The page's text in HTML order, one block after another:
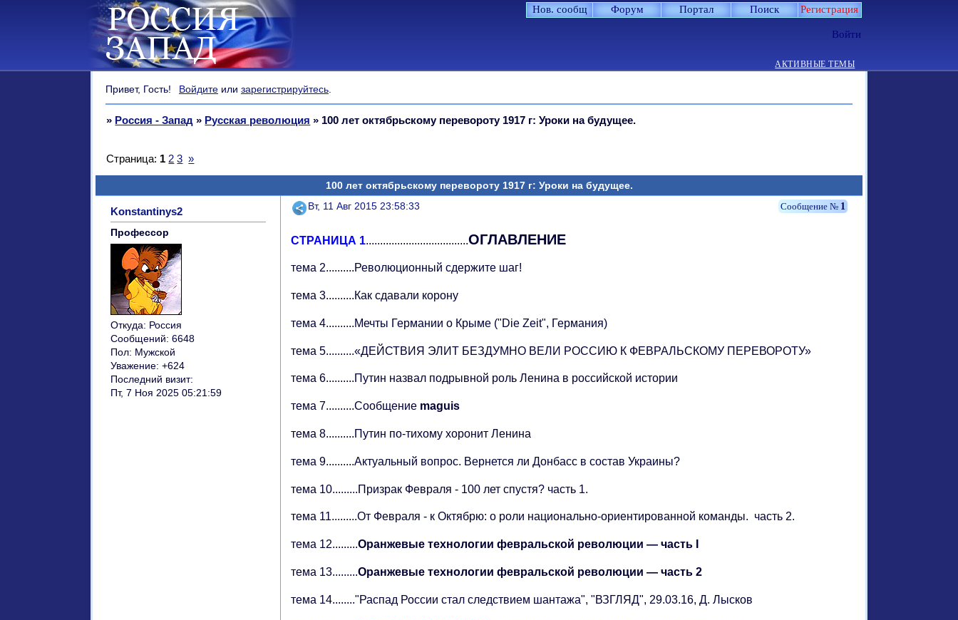
Нов. сообщ Форум Портал Поиск Регистрация
Войти
АКТИВНЫЕ ТЕМЫ
Привет, Гость! Войдите илизарегистрируйтесь.
» Россия - Запад » Русская революция » 100 лет октябрьскому перевороту 1917 г: Уроки на будущее.
100 лет октябрьскому перевороту 1917 г: Уроки на будущее.
Страница: 1 2 3 »
Поделиться 1
Вт, 11 Авг 2015 23:58:33
Konstantinys2
Профессор
Откуда: Россия
Сообщений: 6648
Пол: Мужской
Уважение: +624
Последний визит:
Пт, 7 Ноя 2025 05:21:59
СТРАНИЦА 1....................................ОГЛАВЛЕНИЕ
тема 2..........Революционный сдержите шаг!
тема 3..........Как сдавали корону
тема 4..........Мечты Германии о Крыме ("Die Zeit", Германия)
тема 5..........«ДЕЙСТВИЯ ЭЛИТ БЕЗДУМНО ВЕЛИ РОССИЮ К ФЕВРАЛЬСКОМУ ПЕРЕВОРОТУ»
тема 6..........Путин назвал подрывной роль Ленина в российской истории
тема 7..........Сообщение maguis
тема 8..........Путин по-тихому хоронит Ленина
тема 9..........Актуальный вопрос. Вернется ли Донбасс в состав Украины?
тема 10.........Призрак Февраля - 100 лет спустя? часть 1.
тема 11.........От Февраля - к Октябрю: о роли национально-ориентированной команды. часть 2.
тема 12.........Оранжевые технологии февральской революции — часть I
тема 13.........Оранжевые технологии февральской революции — часть 2
тема 14........"Распад России стал следствием шантажа", "ВЗГЛЯД", 29.03.16, Д. Лысков